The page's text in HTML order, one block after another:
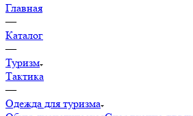
Главная
—
Каталог
—
Туризм
Тактика
—
Одежда для туризма